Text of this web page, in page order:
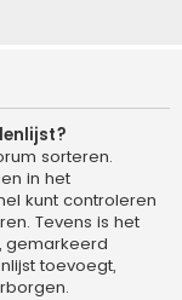
sorteren.
in het
kunt controleren
Tevens is het
gemarkeerd
toevoegt,